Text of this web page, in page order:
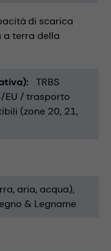
di scarica
a terra della
TRBS
EU / trasporto
(zone 20, 21,
aria, acqua)
& Legname